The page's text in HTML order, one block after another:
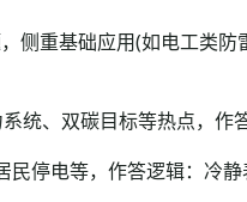
重基础应用(如电工类
、双碳目标等热点，作
停电等，作答逻辑：冷